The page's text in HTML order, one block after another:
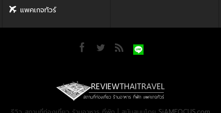
แพคเกจทัวร์